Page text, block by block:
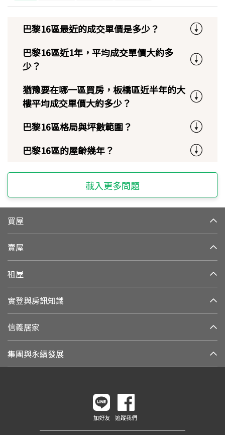
巴黎16區最近的成交單價是多少？
巴黎16區近1年，平均成交單價大約多
少？
猶豫要在哪一區買房，板橋區近半年的大
樓平均成交單價大約多少？
巴黎16區格局與坪數範圍？
巴黎16區的屋齡幾年？
載入更多問題
買屋
賣屋
租屋
實登與房訊知識
信義居家
集團與永續發展
加好友 追蹤我們